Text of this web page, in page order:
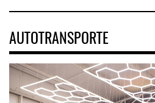
AUTOTRANSPORTE